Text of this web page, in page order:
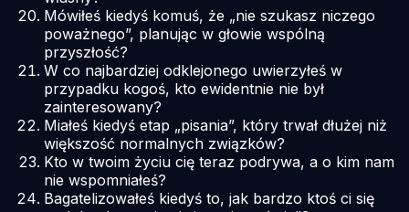
Mówiłeś kiedyś komuś, że „nie szukasz niczego
poważnego”, planując w głowie wspólną
przyszłość?
W co najbardziej odklejonego uwierzyłeś w
przypadku kogoś, kto ewidentnie nie był
zainteresowany?
Miałeś kiedyś etap „pisania”, który trwał dłużej niż
większość normalnych związków?
Kto w twoim życiu cię teraz podrywa, a o kim nam
nie wspomniałeś?
Bagatelizowałeś kiedyś to, jak bardzo ktoś ci się